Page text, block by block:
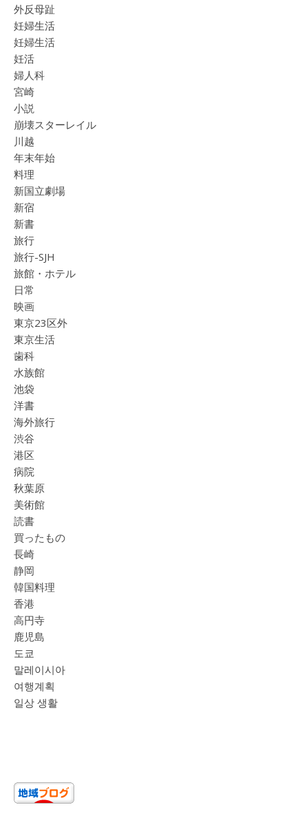
外反母趾
妊婦生活
妊婦生活
妊活
婦人科
宮崎
小説
崩壊スターレイル
川越
年末年始
料理
新国立劇場
新宿
新書
旅行
旅行-SJH
旅館・ホテル
日常
映画
東京23区外
東京生活
歯科
水族館
池袋
洋書
海外旅行
渋谷
港区
病院
秋葉原
美術館
読書
買ったもの
長崎
静岡
韓国料理
香港
高円寺
鹿児島
도쿄
말레이시아
여행계획
일상 생활